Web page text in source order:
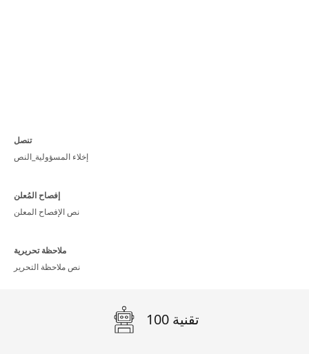
تنصل
إخلاء المسؤولية_النص
إفصاح المُعلن
نص الإفصاح المعلن
ملاحظة تحريرية
نص ملاحظة التحرير
100 تقنية